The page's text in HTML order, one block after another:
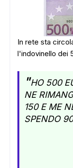
In rete sta
l'indovinello dei
"HO 500
NE
150 E ME
SPENDO